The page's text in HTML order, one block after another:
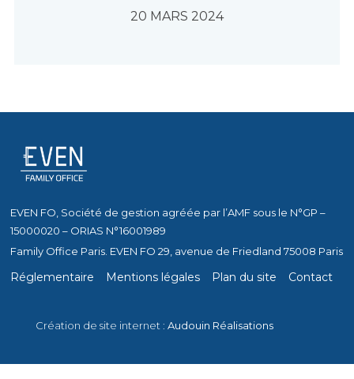
20 MARS 2024
EVEN FO, Société de gestion agréée par l’AMF sous le N°GP –
15000020 – ORIAS N°16001989
Family Office Paris. EVEN FO 29, avenue de Friedland 75008 Paris
Réglementaire Mentions légales Plan du site Contact
Création de site internet : Audouin Réalisations